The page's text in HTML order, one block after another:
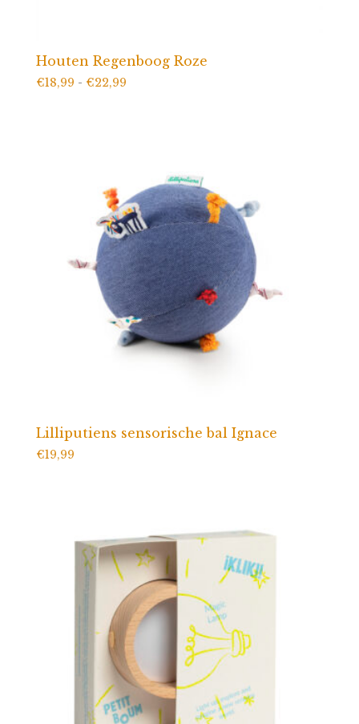
Houten Regenboog Roze
€18,99 - €22,99Prijsklasse:
Lilliputiens sensorische bal Ignace
€19,99